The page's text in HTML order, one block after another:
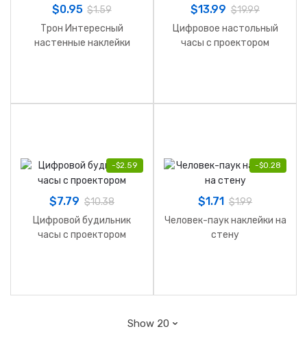
$0.95 $1.59
Трон Интересный
настенные наклейки
$13.99 $19.99
Цифровое настольный
часы с проектором
-$2.59
$7.79 $10.38
Цифровой будильник
часы с проектором
-$0.28
$1.71 $1.99
Человек-паук наклейки на
стену